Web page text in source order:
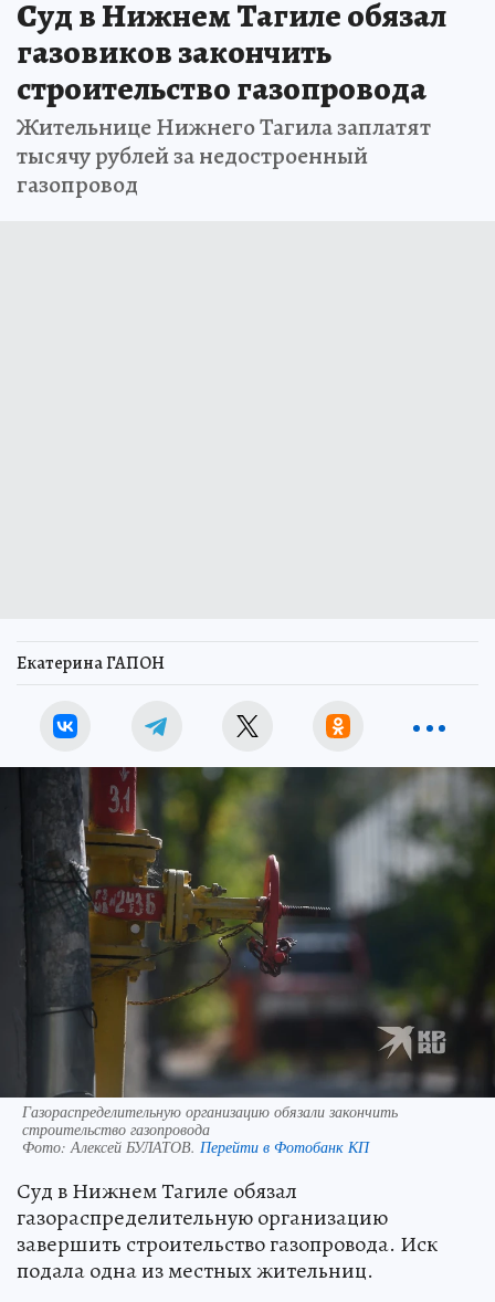
Суд в Нижнем Тагиле обязал
газовиков закончить
строительство газопровода
Жительнице Нижнего Тагила заплатят
тысячу рублей за недостроенный
газопровод
Екатерина ГАПОН
Газораспределительную организацию обязали закончить
строительство газопровода
Фото:Алексей БУЛАТОВ. Перейти в Фотобанк КП
Суд в Нижнем Тагиле обязал
газораспределительную организацию
завершить строительство газопровода. Иск
подала одна из местных жительниц.